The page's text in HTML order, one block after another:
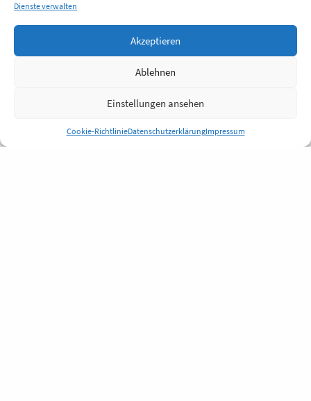
Dienste verwalten
Akzeptieren
Ablehnen
Einstellungen ansehen
Cookie-RichtlinieDatenschutzerklärungImpressum